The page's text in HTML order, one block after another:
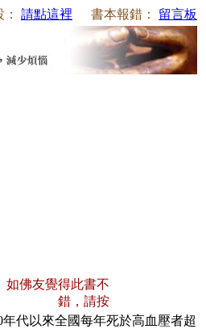
請點這裡 書本報錯： 留言板
如佛友覺得此書不
錯，請按
代以來全國每年死於高血壓者超